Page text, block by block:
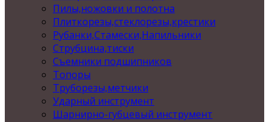
Пилы,ножовки и полотна
Плиткорезы,стеклорезы,крестики
Рубанки,Стамески,Напильники
Струбцина,тиски
Съемники подшипников
Топоры
Труборезы,метчики
Ударный инструмент
Шарнирно-губцевый инструмент